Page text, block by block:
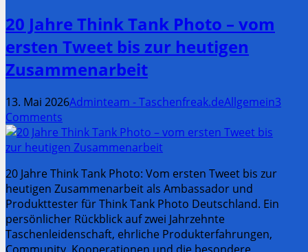
20 Jahre Think Tank Photo – vom
ersten Tweet bis zur heutigen
Zusammenarbeit
13. Mai 2026Adminteam - Taschenfreak.deAllgemein3
Comments
20 Jahre Think Tank Photo: Vom ersten Tweet bis zur
heutigen Zusammenarbeit als Ambassador und
Produkttester für Think Tank Photo Deutschland. Ein
persönlicher Rückblick auf zwei Jahrzehnte
Taschenleidenschaft, ehrliche Produkterfahrungen,